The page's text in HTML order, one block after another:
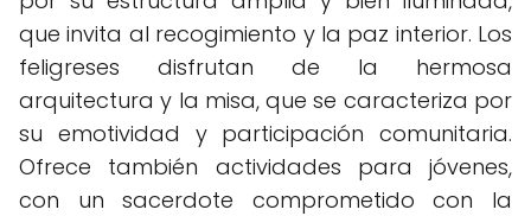
que invita al recogimiento y la paz interior. Los
feligreses disfrutan de la hermosa
arquitectura y la misa, que se caracteriza por
su emotividad y participación comunitaria.
Ofrece también actividades para jóvenes,
con un sacerdote comprometido con la